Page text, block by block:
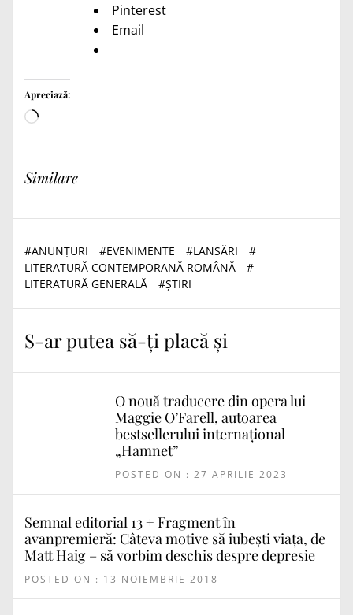
Pinterest
Email
Apreciază:
Încarc...
Similare
#ANUNȚURI #EVENIMENTE #LANSĂRI
#
LITERATURĂ CONTEMPORANĂ ROMÂNĂ
#
LITERATURĂ GENERALĂ
#ȘTIRI
S-ar putea să-ți placă și
O nouă traducere din opera lui
Maggie O’Farell, autoarea
bestsellerului internațional
„Hamnet”
POSTED ON : 27 APRILIE 2023
Semnal editorial 13 + Fragment în
avanpremieră: Câteva motive să iubești viața, de
Matt Haig – să vorbim deschis despre depresie
POSTED ON : 13 NOIEMBRIE 2018